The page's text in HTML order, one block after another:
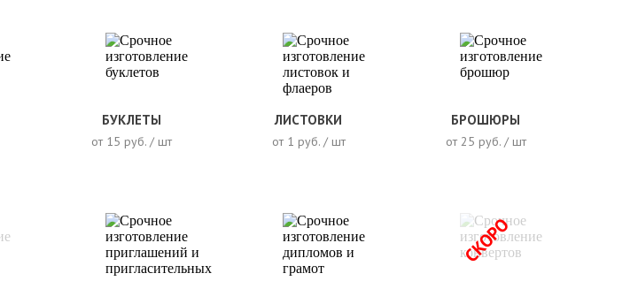
от 25 руб. / шт
БРОШЮРЫ
от 1 руб. / шт
ЛИСТОВКИ
от 15 руб. / шт
БУКЛЕТЫ
СКОРО